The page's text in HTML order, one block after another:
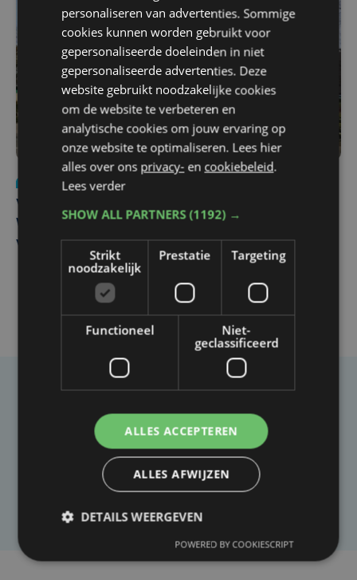
Nieuws
wo 5 augustus | 11:57
Vier Oostendse gynaecologen versterken dienst in AZ
West, dat ook een nieuwe voltijdse gynaecoloog
verwelkomt
Heb je een taal- of schrijffout opgemerkt in dit
artikel?
personaliseren van advertenties. Sommige
cookies kunnen worden gebruikt voor
gepersonaliseerde doeleinden in niet
gepersonaliseerde advertenties. Deze
website gebruikt noodzakelijke cookies
om de website te verbeteren en
analytische cookies om jouw ervaring op
onze website te optimaliseren. Lees hier
alles over ons privacy- en cookiebeleid.
Lees verder
SHOW ALL PARTNERS(1192) →
Strikt
noodzakelijk
Prestatie Targeting
Functioneel
Niet-
geclassificeerd
ALLES ACCEPTEREN
ALLES AFWIJZEN
DETAILS WEERGEVEN
POWERED BY COOKIESCRIPT